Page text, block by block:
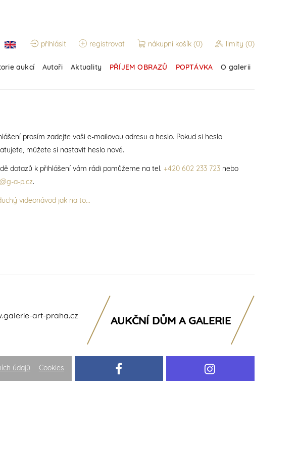
přihlásit registrovat nákupní košík (0) limity (0)
aukcí Autoři Aktuality PŘÍJEM OBRAZŮ POPTÁVKA O galerii
prosím zadejte vaši e-mailovou adresu a heslo. Pokud si heslo
můžete si nastavit heslo nové.
dotazů k přihlášení vám rádi pomůžeme na tel. +420 602 233 723nebo
a-p.cz.
videonávod jak na to...
art-praha.cz
AUKČNÍ DŮM A GALERIE
údajů Cookies